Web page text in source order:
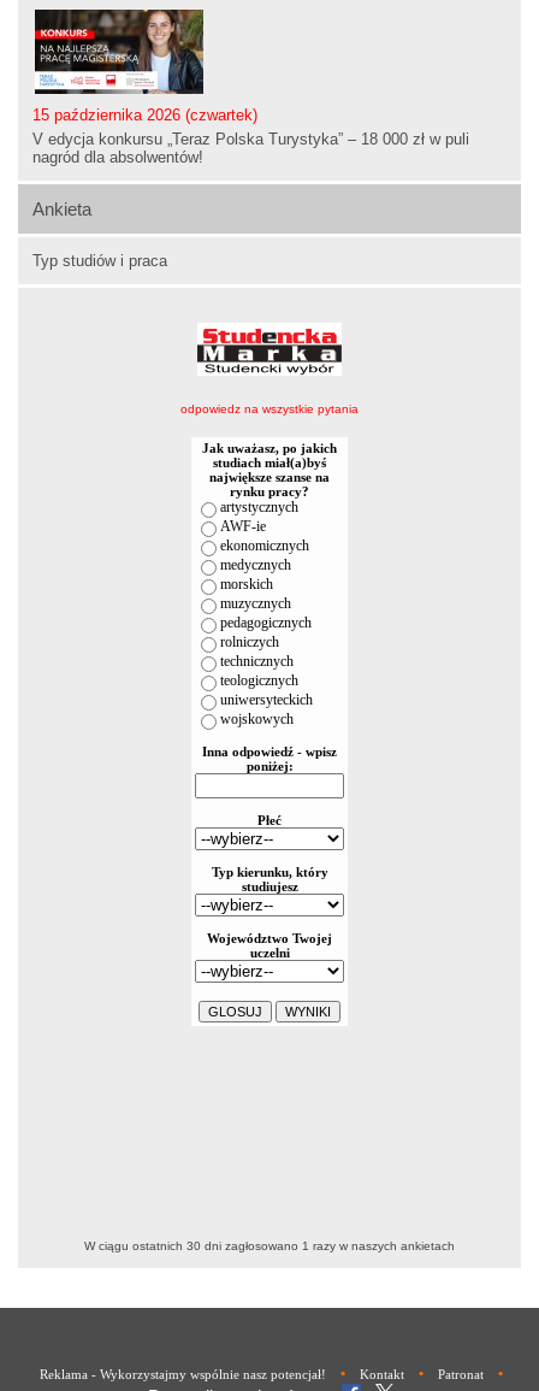
15 października 2026 (czwartek)
V edycja konkursu „Teraz Polska Turystyka” – 18 000 zł w puli
nagród dla absolwentów!
Ankieta
Typ studiów i praca
odpowiedz na wszystkie pytania
W ciągu ostatnich 30 dni zagłosowano 1 razy w naszych ankietach
Reklama - Wykorzystajmy wspólnie nasz potencjał! • Kontakt • Patronat •